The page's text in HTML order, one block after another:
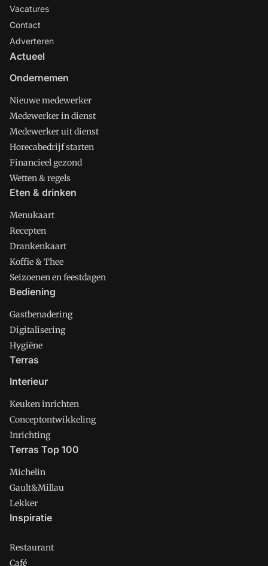
Vacatures
Contact
Adverteren
Actueel
Ondernemen
Nieuwe medewerker
Medewerker in dienst
Medewerker uit dienst
Horecabedrijf starten
Financieel gezond
Wetten & regels
Eten & drinken
Menukaart
Recepten
Drankenkaart
Koffie & Thee
Seizoenen en feestdagen
Bediening
Gastbenadering
Digitalisering
Hygiëne
Terras
Interieur
Keuken inrichten
Conceptontwikkeling
Inrichting
Terras Top 100
Michelin
Gault&Millau
Lekker
Inspiratie
Restaurant
Café